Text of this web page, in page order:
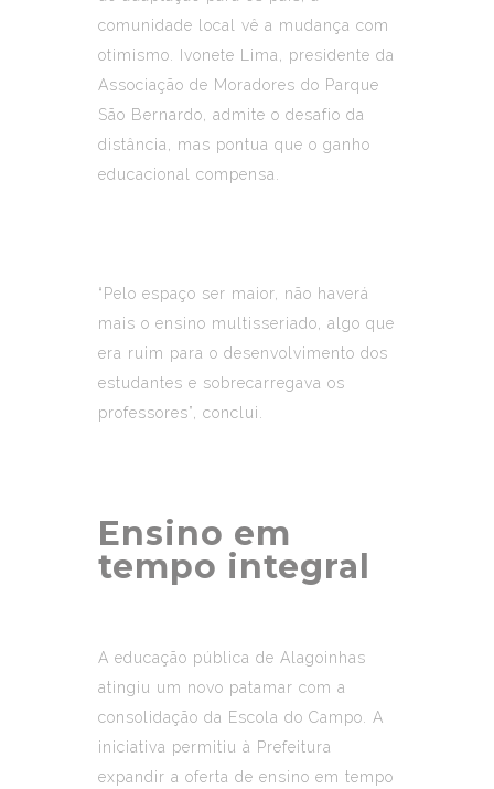
comunidade local vê a mudança com
otimismo. Ivonete Lima, presidente da
Associação de Moradores do Parque
São Bernardo, admite o desafio da
distância, mas pontua que o ganho
educacional compensa.
“Pelo espaço ser maior, não haverá
mais o ensino multisseriado, algo que
era ruim para o desenvolvimento dos
estudantes e sobrecarregava os
professores”, conclui.
Ensino em
tempo integral
A educação pública de Alagoinhas
atingiu um novo patamar com a
consolidação da Escola do Campo. A
iniciativa permitiu à Prefeitura
expandir a oferta de ensino em tempo